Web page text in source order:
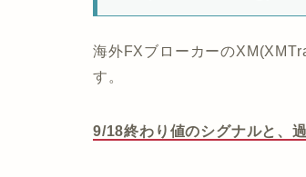
海外FXブローカーの
す。
9/18終わり値のシグナルと、